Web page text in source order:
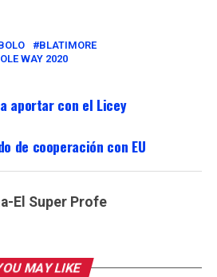
BLATIMORE
WAY 2020
aportar con el Licey
de cooperación con EU
El Super Profe
MAY LIKE